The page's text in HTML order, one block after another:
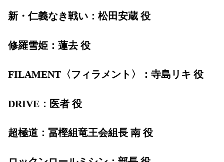
新・仁義なき戦い：松田安蔵 役
修羅雪姫：蓮去 役
FILAMENT〈フィラメント〉：寺島リキ 役
DRIVE：医者 役
超極道：冨樫組竜王会組長 南 役